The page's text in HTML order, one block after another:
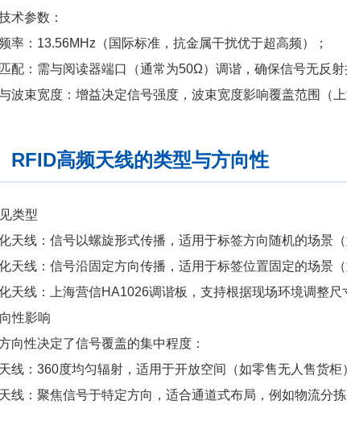
术参数：
率：13.56MHz（国际标准，抗金属干扰优于超高频）；
配：需与阅读器端口（通常为50Ω）调谐，确保信号无反射
波束宽度：增益决定信号强度，波束宽度影响覆盖范围（
RFID高频天线的类型与方向性
类型
天线：信号以螺旋形式传播，适用于标签方向随机的场景（
天线：信号沿固定方向传播，适用于标签位置固定的场景（
天线：上海营信HA1026调谐板，支持根据现场环境调整尺
性影响
向性决定了信号覆盖的集中程度：
线：360度均匀辐射，适用于开放空间（如零售无人售货柜
线：聚焦信号于特定方向，适合通道式布局，例如物流分拣